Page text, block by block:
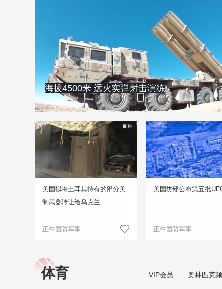
海拔4500米 远火实弹射击演练
美国拟将土耳其持有的部分美
制武器转让给乌克兰
正午国防军事
美国防部公布第五批
正午国防军事
体育 VIP会员 奥林匹克